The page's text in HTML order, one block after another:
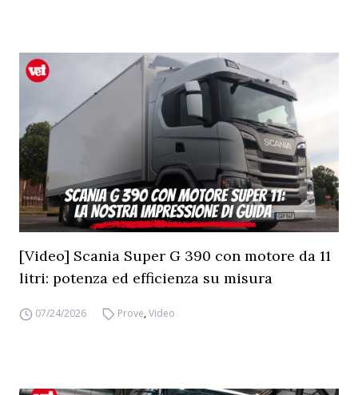
[Video] Scania Super G 390 con motore da 11
litri: potenza ed efficienza su misura
07/24/2026 Prove,Video